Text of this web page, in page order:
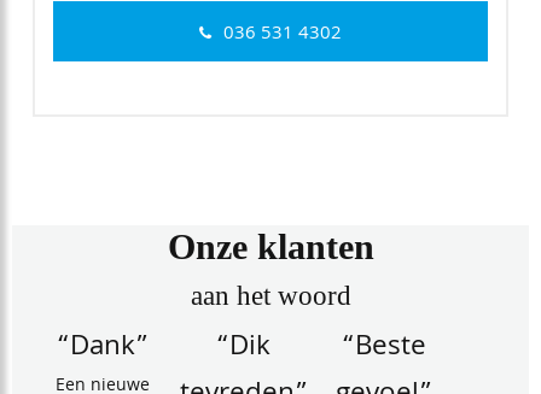
036 531 4302
Onze klanten
aan het woord
“Dank”
Een nieuwe
“Dik
“Beste